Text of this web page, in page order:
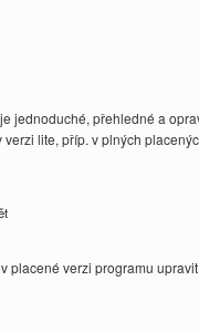
jednoduché, přehledné a
lite, příp. v plných
placené verzi programu